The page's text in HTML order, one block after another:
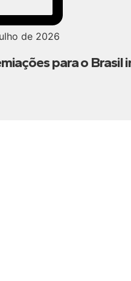
de 2026
para o Brasil